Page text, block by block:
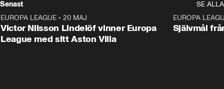
Senast
SE ALLA
EUROPA LEAGUE • 20 MAJ
Victor Nilsson Lindelöf vinner Europa
League med sitt Aston Villa
EUROPA
Självmål